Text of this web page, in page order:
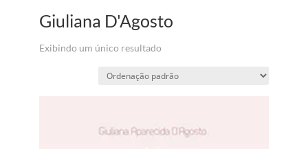
Giuliana D'Agosto
Exibindo um único resultado